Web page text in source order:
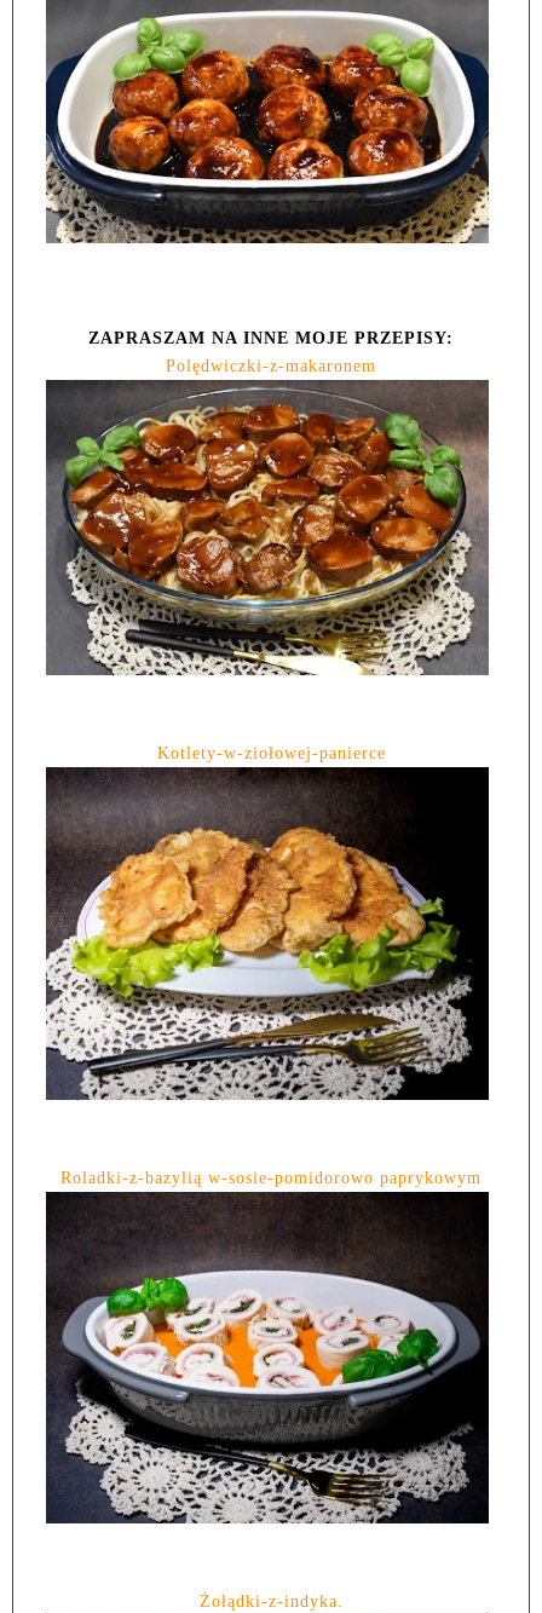
ZAPRASZAM NA INNE MOJE PRZEPISY:
Polędwiczki-z-makaronem
Kotlety-w-ziołowej-panierce
Roladki-z-bazylią w-sosie-pomidorowo paprykowym
Żołądki-z-indyka.